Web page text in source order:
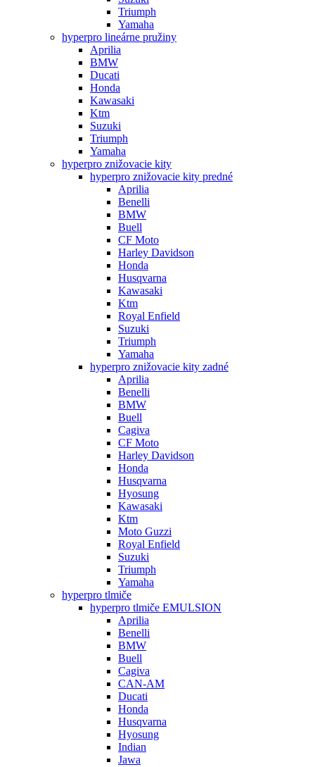
Triumph
Yamaha
hyperpro lineárne pružiny
Aprilia
BMW
Ducati
Honda
Kawasaki
Ktm
Suzuki
Triumph
Yamaha
hyperpro znižovacie kity
hyperpro znižovacie kity predné
Aprilia
Benelli
BMW
Buell
CF Moto
Harley Davidson
Honda
Husqvarna
Kawasaki
Ktm
Royal Enfield
Suzuki
Triumph
Yamaha
hyperpro znižovacie kity zadné
Aprilia
Benelli
BMW
Buell
Cagiva
CF Moto
Harley Davidson
Honda
Husqvarna
Hyosung
Kawasaki
Ktm
Moto Guzzi
Royal Enfield
Suzuki
Triumph
Yamaha
hyperpro tlmiče
hyperpro tlmiče EMULSION
Aprilia
Benelli
BMW
Buell
Cagiva
CAN-AM
Ducati
Honda
Husqvarna
Hyosung
Indian
Jawa